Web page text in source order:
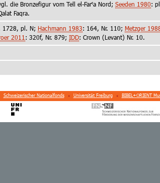
die Bronzefigur vom Tell el-Far˓a Nord;Seeden 1980:
Faqra.
1728, pl. N;Hachmann 1983: 164, Nr. 110;Metzger
2011: 320f, Nr. 879;IDD: Crown (Levant) Nr. 10.
Schweizerischer Nationalfonds Universität Freiburg BIBEL+ORIENT